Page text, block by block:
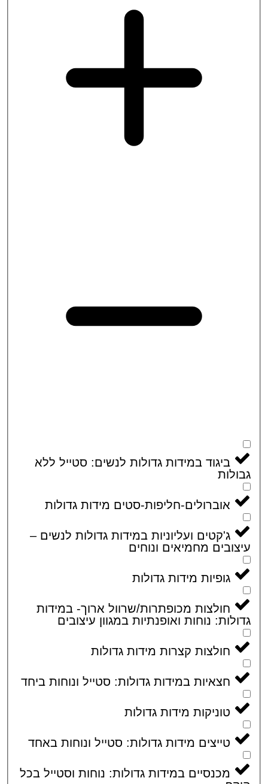
ביגוד במידות גדולות לנשים: סטייל ללא
אוברולים-חליפות-סטים מידות גדולות
ג'קטים ועליוניות במידות גדולות לנשים –
מחמיאים ונוחים
גופיות מידות גדולות
חולצות מכופתרות/שרוול ארוך- במידות
נוחות ואופנתיות במגוון עיצובים
חולצות קצרות מידות גדולות
חצאיות במידות גדולות: סטייל ונוחות ביחד
טוניקות מידות גדולות
טייצים מידות גדולות: סטייל ונוחות באחד
מכנסיים במידות גדולות: נוחות וסטייל בכל